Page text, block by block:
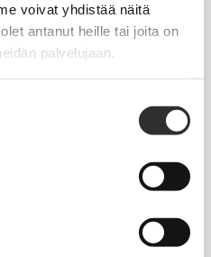
voivat yhdistää näitä
antanut heille tai joita on
palvelujaan.
muut työ- ja